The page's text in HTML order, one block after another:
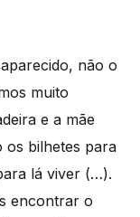
não o
muito
e a mãe
os bilhetes para
lá viver (…).
encontrar o